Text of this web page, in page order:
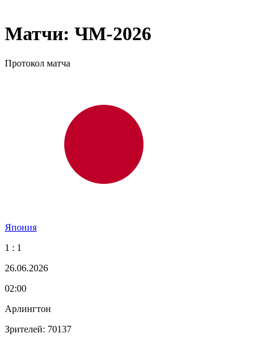
Матчи: ЧМ-2026
Протокол матча
Япония
1 : 1
26.06.2026
02:00
Арлингтон
Зрителей: 70137